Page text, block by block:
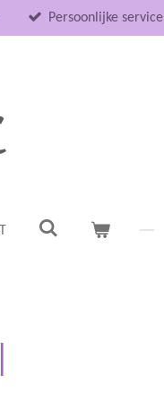
Persoonlijke service